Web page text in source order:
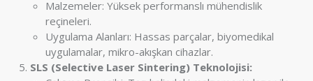
Malzemeler: Yüksek performanslı mühendislik
reçineleri.
Uygulama Alanları: Hassas parçalar, biyomedikal
uygulamalar, mikro-akışkan cihazlar.
SLS (Selective Laser Sintering) Teknolojisi: